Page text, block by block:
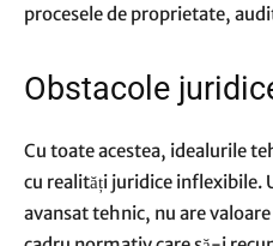
procesele de proprietate,
Obstacole
Cu toate acestea, idealurile
cu realități juridice inflexibile.
avansat tehnic, nu are